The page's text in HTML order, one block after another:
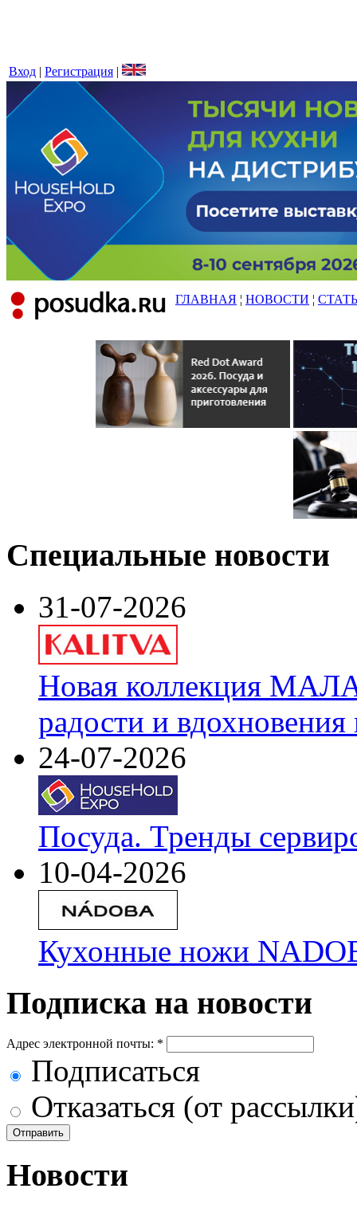
Вход | Регистрация |
ГЛАВНАЯ ¦ НОВОСТИ ¦
Специальные новости
31-07-2026
Новая коллекция
радости и
24-07-2026
Посуда. Тренды
10-04-2026
Кухонные ножи
Подписка на новости
Адрес электронной почты: *
Подписаться
Отказаться (от
Новости